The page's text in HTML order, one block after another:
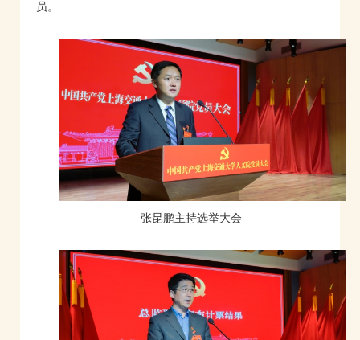
员。
张昆鹏主持选举大会